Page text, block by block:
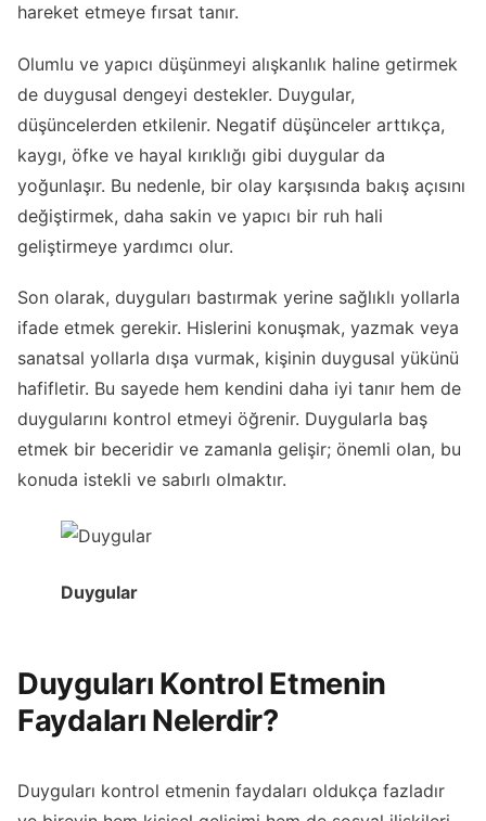
hareket etmeye fırsat tanır.
Olumlu ve yapıcı düşünmeyi alışkanlık haline getirmek
de duygusal dengeyi destekler. Duygular,
düşüncelerden etkilenir. Negatif düşünceler arttıkça,
kaygı, öfke ve hayal kırıklığı gibi duygular da
yoğunlaşır. Bu nedenle, bir olay karşısında bakış açısını
değiştirmek, daha sakin ve yapıcı bir ruh hali
geliştirmeye yardımcı olur.
Son olarak, duyguları bastırmak yerine sağlıklı yollarla
ifade etmek gerekir. Hislerini konuşmak, yazmak veya
sanatsal yollarla dışa vurmak, kişinin duygusal yükünü
hafifletir. Bu sayede hem kendini daha iyi tanır hem de
duygularını kontrol etmeyi öğrenir. Duygularla baş
etmek bir beceridir ve zamanla gelişir; önemli olan, bu
konuda istekli ve sabırlı olmaktır.
Duygular
Duyguları Kontrol Etmenin
Faydaları Nelerdir?
Duyguları kontrol etmenin faydaları oldukça fazladır